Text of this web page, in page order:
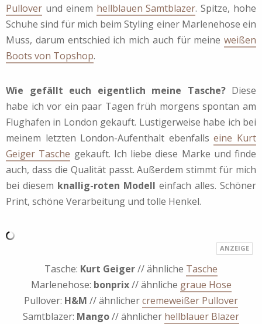
Pullover und einem hellblauen Samtblazer. Spitze, hohe
Schuhe sind für mich beim Styling einer Marlenehose ein
Muss, darum entschied ich mich auch für meine weißen
Boots von Topshop.
Wie gefällt euch eigentlich meine Tasche?Diese
habe ich vor ein paar Tagen früh morgens spontan am
Flughafen in London gekauft. Lustigerweise habe ich bei
meinem letzten London-Aufenthalt ebenfallseine Kurt
Geiger Tasche gekauft. Ich liebe diese Marke und finde
auch, dass die Qualität passt. Außerdem stimmt für mich
bei diesem knallig-roten Modell einfach alles. Schöner
Print, schöne Verarbeitung und tolle Henkel.
Tasche: Kurt Geiger// ähnliche Tasche
Marlenehose: bonprix// ähnliche graue Hose
Pullover: H&M // ähnlichercremeweißer Pullover
Samtblazer: Mango// ähnlicher hellblauer Blazer